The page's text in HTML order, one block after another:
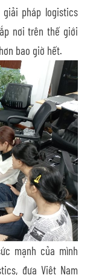
pháp logistics
nơi trên thế giới
bao giờ hết.
mạnh của mình
đưa Việt Nam